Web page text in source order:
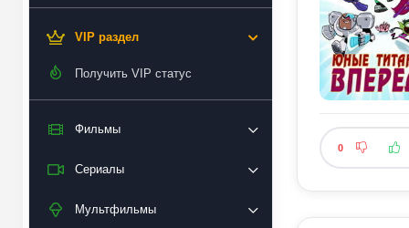
VIP раздел
Получить VIP статус
Фильмы
Сериалы
Мультфильмы
0